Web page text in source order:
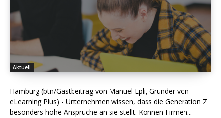
Aktuell
Hamburg (btn/Gastbeitrag von Manuel Epli, Gründer von
eLearning Plus) - Unternehmen wissen, dass die Generation Z
besonders hohe Ansprüche an sie stellt. Können Firmen...